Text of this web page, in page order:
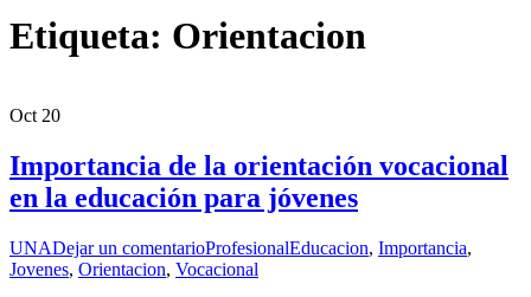
Etiqueta: Orientacion
Oct 20
Importancia de la orientación vocacional
en la educación para jóvenes
UNADejar un comentarioProfesionalEducacion, Importancia,
Jovenes, Orientacion, Vocacional